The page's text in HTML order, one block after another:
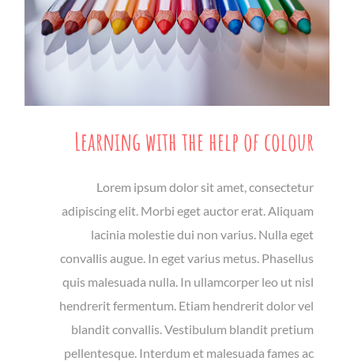
Learning with the help of colour
Lorem ipsum dolor sit amet, consectetur
adipiscing elit. Morbi eget auctor erat. Aliquam
lacinia molestie dui non varius. Nulla eget
convallis augue. In eget varius metus. Phasellus
quis malesuada nulla. In ullamcorper leo ut nisl
hendrerit fermentum. Etiam hendrerit dolor vel
blandit convallis. Vestibulum blandit pretium
pellentesque. Interdum et malesuada fames ac